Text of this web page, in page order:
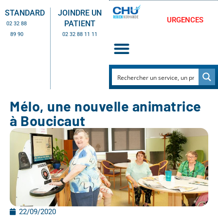
STANDARD
02 32 88
89 90
JOINDRE UN
PATIENT
02 32 88 11 11
URGENCES
Mélo, une nouvelle animatrice
à Boucicaut
22/09/2020